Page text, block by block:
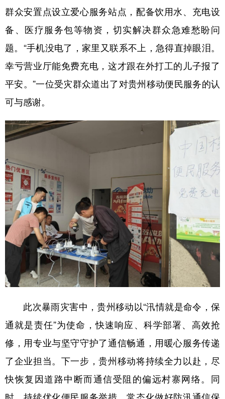
群众安置点设立爱心服务站点，配备饮用水、充电设
备、医疗服务包等物资，切实解决群众急难愁盼问
题。“手机没电了，家里又联系不上，急得直掉眼泪。
幸亏营业厅能免费充电，这才跟在外打工的儿子报了
平安。”一位受灾群众道出了对贵州移动便民服务的认
可与感谢。
此次暴雨灾害中，贵州移动以“汛情就是命令，保
通就是责任”为使命，快速响应、科学部署、高效抢
修，用专业与坚守守护了通信畅通，用暖心服务传递
了企业担当。下一步，贵州移动将持续全力以赴，尽
快恢复因道路中断而通信受阻的偏远村寨网络。同